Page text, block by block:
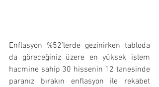
Enflasyon %52’lerde gezinirken tabloda
da göreceğiniz üzere en yüksek işlem
hacmine sahip 30 hissenin 12 tanesinde
paranız bırakın enflasyon ile rekabet